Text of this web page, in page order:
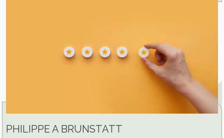
PHILIPPE A BRUNSTATT